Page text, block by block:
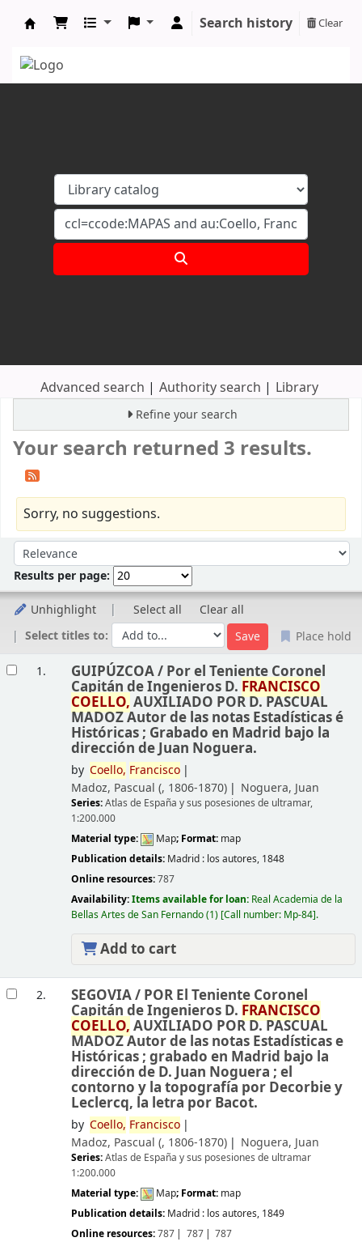
Search history Clear
Advanced search Authority search Library
Refine your search
Your search returned 3 results.
Sorry, no suggestions.
Sort by:
Results per page:
Unhighlight Select all
Clear all
Select titles to:
Place hold
1. GUIPÚZCOA / Por el Teniente Coronel
Capitán de Ingenieros D. FRANCISCO
COELLO, AUXILIADO POR D. PASCUAL
MADOZ Autor de las notas Estadísticas é
Históricas ; Grabado en Madrid bajo la
dirección de Juan Noguera.
by Coello, Francisco
Madoz, Pascual (, 1806-1870) Noguera, Juan
Series:Atlas de España y sus posesiones de ultramar,
1:200.000
Material type:
Map; Format: map
Publication details: Madrid : los autores, 1848
Online resources:787
Availability:Items available for loan: Real Academia de la
Bellas Artes de San Fernando(1) Call number: Mp-84 .
Add to cart
2. SEGOVIA / POR El Teniente Coronel
Capitán de Ingenieros D. FRANCISCO
COELLO, AUXILIADO POR D. PASCUAL
MADOZ Autor de las notas Estadísticas e
Históricas ; grabado en Madrid bajo la
dirección de D. Juan Noguera ; el
contorno y la topografía por Decorbie y
Leclercq, la letra por Bacot.
by Coello, Francisco
Madoz, Pascual (, 1806-1870) Noguera, Juan
Series:Atlas de España y sus posesiones de ultramar
1:200.000
Material type:
Map; Format: map
Publication details: Madrid : los autores, 1849
Online resources:787 787
787